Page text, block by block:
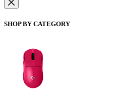
SHOP BY CATEGORY